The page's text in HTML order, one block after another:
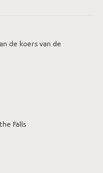
de koers van de
Falls